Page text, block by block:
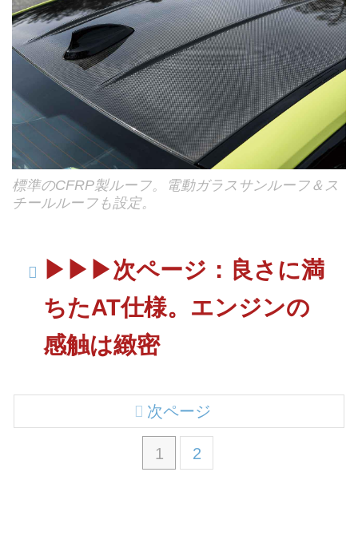
標準のCFRP製ルーフ。電動ガラスサンルーフ＆ス
チールルーフも設定。
▶︎▶︎▶︎次ページ：良さに満
ちたAT仕様。エンジンの
感触は緻密
1 2
次ページ